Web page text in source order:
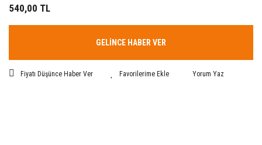
540,00 TL
GELİNCE HABER VER
Fiyatı Düşünce Haber Ver Yorum Yaz